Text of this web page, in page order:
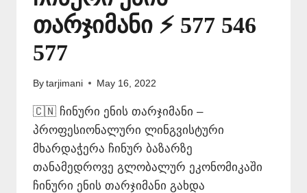
თარჯიმანი ⚡ 577 546
577
By tarjimani May 16, 2022
🇨🇳 ჩინური ენის თარჯიმანი –
პროფესიონალური ლინგვისტური
მხარდაჭერა ჩინურ ბაზარზე
თანამედროვე გლობალურ ეკონომიკაში
ჩინური ენის თარჯიმანი გახდა